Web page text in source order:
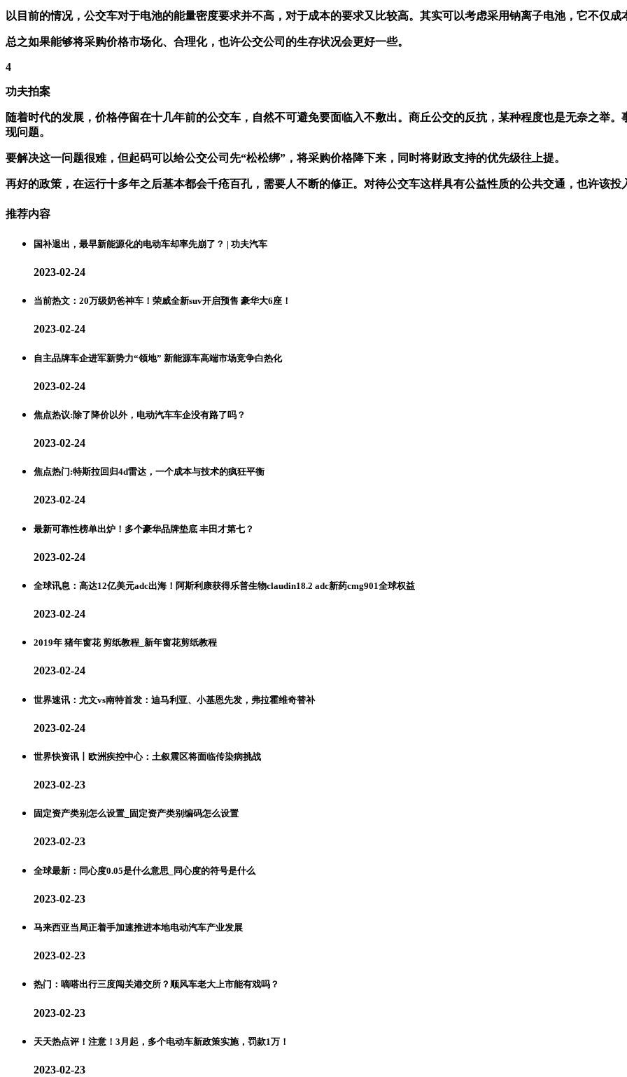
以目前的情况，公交车对于电池的能量密度要求并不高，对于成本的要求又比较高。其实可以考虑采用钠离子电池，它不仅成
总之如果能够将采购价格市场化、合理化，也许公交公司的生存状况会更好一些。
4
功夫拍案
随着时代的发展，价格停留在十几年前的公交车，自然不可避免要面临入不敷出。商丘公交的反抗，某种程度也是无奈之举
现问题。
要解决这一问题很难，但起码可以给公交公司先“松松绑”，将采购价格降下来，同时将财政支持的优先级往上提。
再好的政策，在运行十多年之后基本都会千疮百孔，需要人不断的修正。对待公交车这样具有公益性质的公共交通，也许该投
推荐内容
国补退出，最早新能源化的电动车却率先崩了？ | 功夫汽车
2023-02-24
当前热文：20万级奶爸神车！荣威全新suv开启预售 豪华大6座！
2023-02-24
自主品牌车企进军新势力“领地” 新能源车高端市场竞争白热化
2023-02-24
焦点热议:除了降价以外，电动汽车车企没有路了吗？
2023-02-24
焦点热门:特斯拉回归4d雷达，一个成本与技术的疯狂平衡
2023-02-24
最新可靠性榜单出炉！多个豪华品牌垫底 丰田才第七？
2023-02-24
全球讯息：高达12亿美元adc出海！阿斯利康获得乐普生物claudin18.2 adc新药cmg901全球权益
2023-02-24
2019年 猪年窗花 剪纸教程_新年窗花剪纸教程
2023-02-24
世界速讯：尤文vs南特首发：迪马利亚、小基恩先发，弗拉霍维奇替补
2023-02-24
世界快资讯丨欧洲疾控中心：土叙震区将面临传染病挑战
2023-02-23
固定资产类别怎么设置_固定资产类别编码怎么设置
2023-02-23
全球最新：同心度0.05是什么意思_同心度的符号是什么
2023-02-23
马来西亚当局正着手加速推进本地电动汽车产业发展
2023-02-23
热门：嘀嗒出行三度闯关港交所？顺风车老大上市能有戏吗？
2023-02-23
天天热点评！注意！3月起，多个电动车新政策实施，罚款1万！
2023-02-23